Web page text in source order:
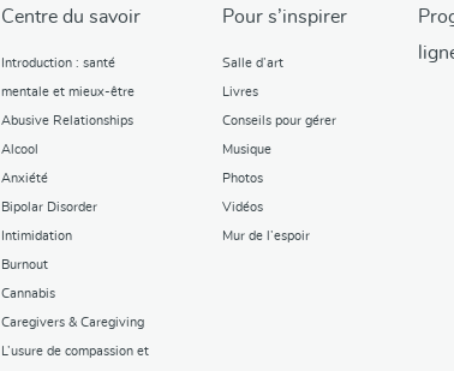
Centre du savoir
Introduction : santé
mentale et mieux-être
Abusive Relationships
Alcool
Anxiété
Bipolar Disorder
Intimidation
Burnout
Cannabis
Caregivers & Caregiving
L’usure de compassion et
Pour s’inspirer
Salle d’art
Livres
Conseils pour gérer
Musique
Photos
Vidéos
Mur de l’espoir